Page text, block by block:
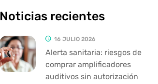
Noticias recientes
16 JULIO 2026
Alerta sanitaria: riesgos de
comprar amplificadores
auditivos sin autorización